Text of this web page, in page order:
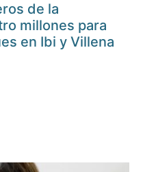
de la
millones para
en Ibi y Villena